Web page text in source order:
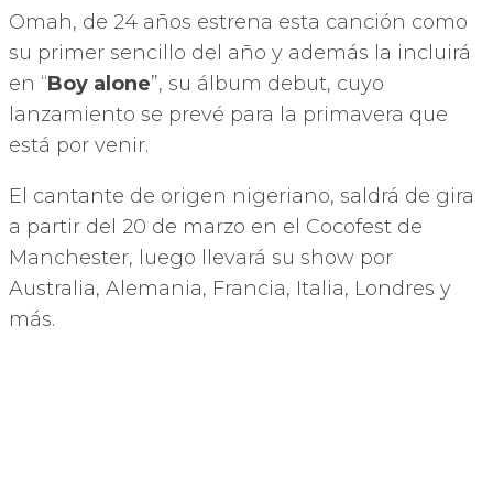
Omah, de 24 años estrena esta canción como
su primer sencillo del año y además la incluirá
en “Boy alone”, su álbum debut, cuyo
lanzamiento se prevé para la primavera que
está por venir.
El cantante de origen nigeriano, saldrá de gira
a partir del 20 de marzo en el Cocofest de
Manchester, luego llevará su show por
Australia, Alemania, Francia, Italia, Londres y
más.